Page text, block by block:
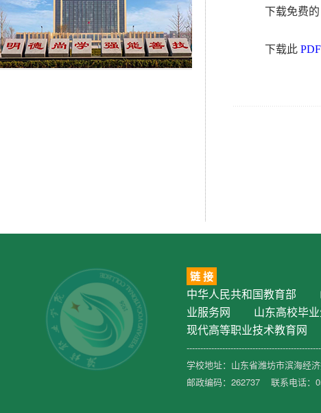
下载免费的
下载此
链 接
中华人民共和国教育部
业服务网
山东高校毕
现代高等职业技术教育网
学校地址：山东省潍坊市滨海经
邮政编码：262737 联系电话：